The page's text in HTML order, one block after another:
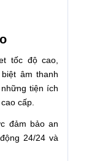
tốc độ cao,
âm thanh
tiện ích
cấp.
đảm bảo an
24/24 và